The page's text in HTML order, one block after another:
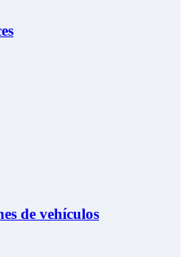
de vehículos